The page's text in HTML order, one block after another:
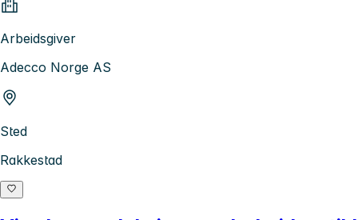
Arbeidsgiver
Adecco Norge AS
Sted
Rakkestad